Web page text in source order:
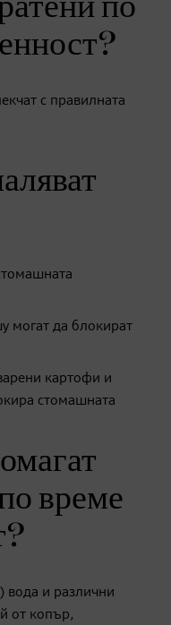
по
с правилната
могат да блокират
картофи и
стомашната
време
вода и различни
от копър,